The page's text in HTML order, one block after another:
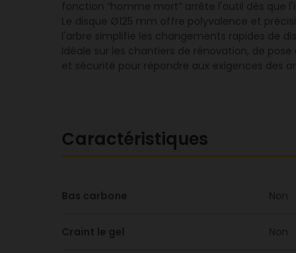
fonction “homme mort” arrête l'outil dès que
Le disque Ø125 mm offre polyvalence et
l'arbre simplifie les changements rapides de
Idéale sur les chantiers de rénovation, de
et sécurité pour répondre aux exigences des
Caractéristiques
Bas carbone Non
Craint le gel Non